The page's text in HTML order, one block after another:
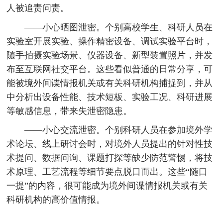
人被追责问责。
——小心晒图泄密。个别高校学生、科研人员在
实验室开展实验、操作精密设备、调试实验平台时，
随手拍摄实验场景、仪器设备、新型装置照片，并发
布至互联网社交平台。这些看似普通的日常分享，可
能被境外间谍情报机关或有关科研机构捕捉到，并从
中分析出设备性能、技术短板、实验工况、科研进展
等敏感信息，带来失泄密隐患。
——小心交流泄密。个别科研人员在参加境外学
术论坛、线上研讨会时，对境外人员提出的针对性技
术提问、数据问询、课题打探等缺少防范警惕，将技
术原理、工艺流程等细节要点脱口而出。这些“随口
一提”的内容，很可能成为境外间谍情报机关或有关
科研机构的高价值情报。